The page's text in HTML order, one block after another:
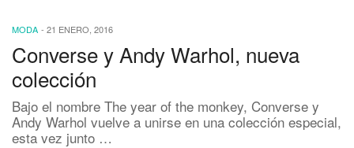
MODA - 21 ENERO, 2016
Converse y Andy Warhol, nueva
colección
Bajo el nombre The year of the monkey, Converse y
Andy Warhol vuelve a unirse en una colección especial,
esta vez junto …